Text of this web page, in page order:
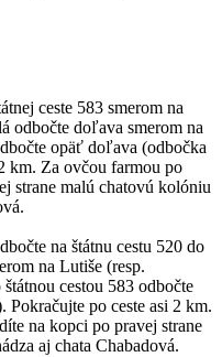
ceste 583 smerom na
odbočte doľava smerom na
opäť doľava (odbočka
km. Za ovčou farmou po
strane malú chatovú kolóniu
na štátnu cestu 520 do
na Lutiše (resp.
cestou 583 odbočte
po ceste asi 2 km.
na kopci po pravej strane
aj chata Chabadová.